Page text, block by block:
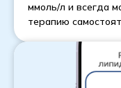
ммоль/л и всегда
терапию